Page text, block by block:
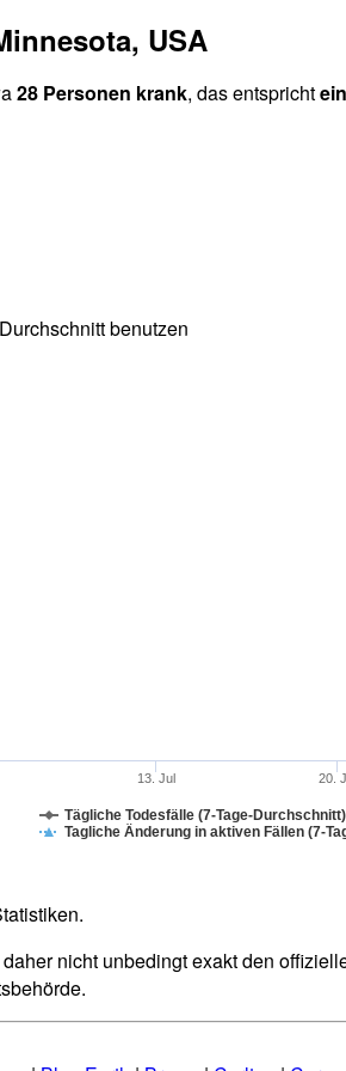
USA
28 Personen krank, das entspricht
benutzen
Tägliche Todesfälle (7-Tage-Durchschnitt)
Tagliche Änderung in aktiven Fällen (7-
13. Jul 20.
nicht unbedingt exakt den